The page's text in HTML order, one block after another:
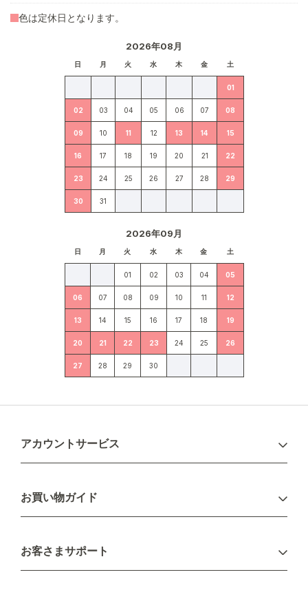
2026年08月
日 月 火 水 木 金 土
01
02 03 04 05 06 07 08
09 10 11 12 13 14 15
16 17 18 19 20 21 22
23 24 25 26 27 28 29
30 31
2026年09月
日 月 火 水 木 金 土
01 02 03 04 05
06 07 08 09 10 11 12
13 14 15 16 17 18 19
20 21 22 23 24 25 26
27 28 29 30
色は定休日となります。
アカウントサービス
新規会員登録
お買い物ガイド
配送について
不良品・返品について
お客さまサポート